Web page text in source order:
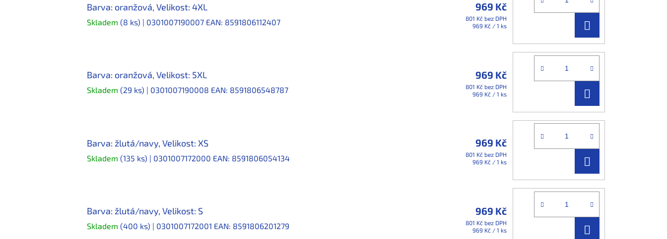
Barva: oranžová, Velikost: 4XL
Skladem (8 ks) | 0301007190007 EAN: 8591806112407
969 Kč
801 Kč bez DPH
Měrná
969 Kč / 1 ks
KOŠÍKU
Barva: oranžová, Velikost: 5XL
Skladem (29 ks) | 0301007190008 EAN: 8591806548787
969 Kč
801 Kč bez DPH
Měrná
969 Kč / 1 ks
KOŠÍKU
Barva: žlutá/navy, Velikost: XS
Skladem (135 ks) | 0301007172000 EAN: 8591806054134
969 Kč
801 Kč bez DPH
Měrná
969 Kč / 1 ks
KOŠÍKU
Barva: žlutá/navy, Velikost: S
Skladem (400 ks) | 0301007172001 EAN: 8591806201279
969 Kč
801 Kč bez DPH
Měrná
969 Kč / 1 ks